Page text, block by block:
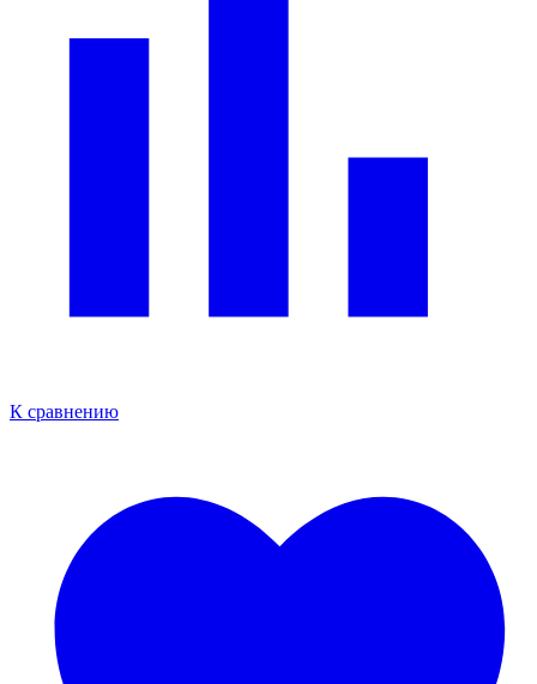
К сравнению